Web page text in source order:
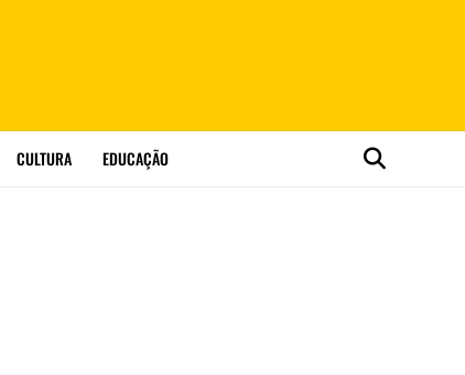
CULTURA EDUCAÇÃO